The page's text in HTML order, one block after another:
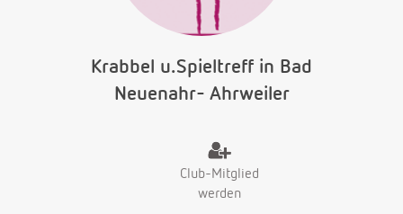
Krabbel u.Spieltreff in Bad
Neuenahr- Ahrweiler
Club-Mitglied
werden